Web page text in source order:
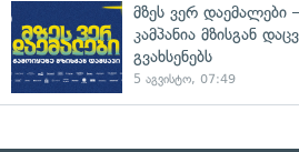
მზეს ვერ
კამპანია მზისგან
გვახსენებს
5 აგვისტო, 07:49